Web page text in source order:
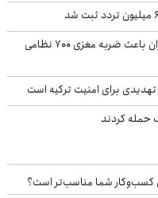
آسوشیتدپرس افشا کرد: حملات سنگین ایران باعث ضربه مغزی ۷۰۰ نظامی
برای امنیت ترکیه است
حمله کردند
کسب‌وکار شما مناسب‌تر است؟